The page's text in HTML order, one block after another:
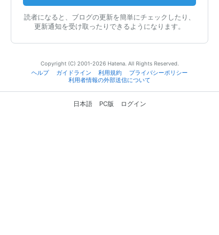
読者になると、ブログの更新を簡単にチェックしたり、
更新通知を受け取ったりできるようになります。
Copyright (C) 2001-2026 Hatena. All Rights Reserved.
ヘルプ
ガイドライン 利用規約
プライバシーポリシー
利用者情報の外部送信について
日本語 PC版 ログイン